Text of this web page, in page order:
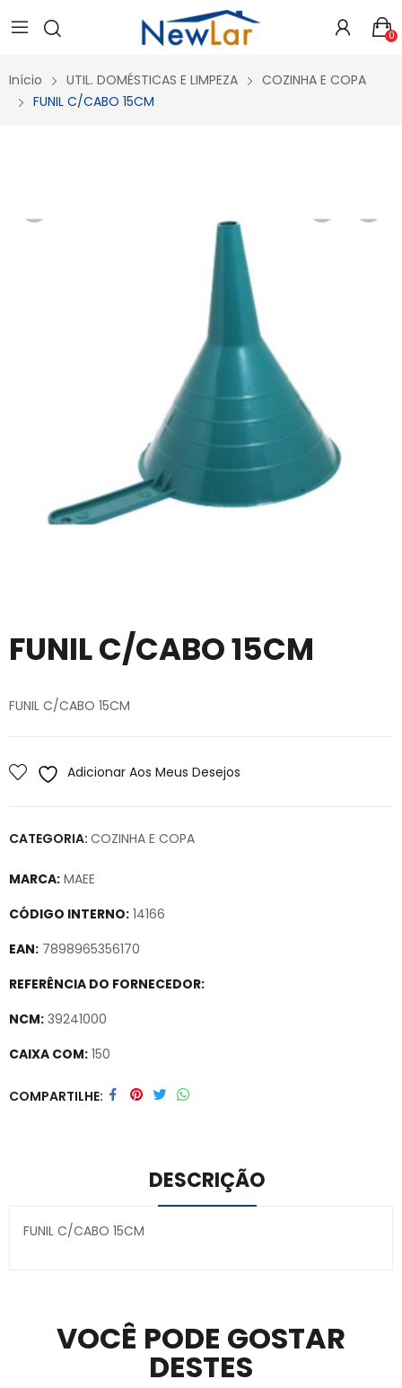
Secure crypto portfolio manager for desktops and mobile -
Visit Ledger Live
- easily manage, stake, and track assets. 0
Início UTIL. DOMÉSTICAS E LIMPEZA
COZINHA E COPA
FUNIL C/CABO 15CM
FUNIL C/CABO 15CM
FUNIL C/CABO 15CM
Adicionar Aos Meus Desejos
CATEGORIA: COZINHA E COPA
MARCA: MAEE
CÓDIGO INTERNO: 14166
EAN: 7898965356170
REFERÊNCIA DO FORNECEDOR:
NCM: 39241000
CAIXA COM: 150
Secure crypto portfolio manager for desktops and mobile –
COMPARTILHE
DESCRIÇÃO
FUNIL C/CABO 15CM
VOCÊ PODE GOSTAR
DESTES